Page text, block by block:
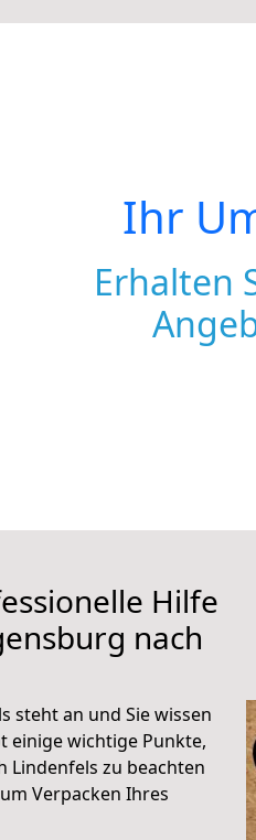
Ihr
Erhalten
Hilfe
nach
steht an und Sie wissen
einige wichtige Punkte,
Lindenfels zu beachten
Verpacken Ihres